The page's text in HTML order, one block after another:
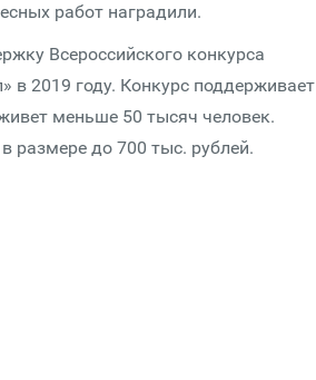
работ наградили.
Всероссийского конкурса
в 2019 году. Конкурс поддерживает
меньше 50 тысяч человек.
размере до 700 тыс. рублей.